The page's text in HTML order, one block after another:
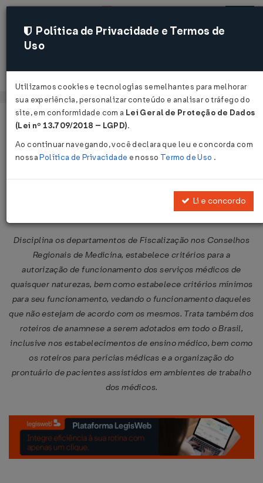
Acessar
Página Inicial Legislações
Resolução CFM Nº 2056 DE
Disciplina os departamentos de Fiscalização nos Conselhos
Regionais de Medicina, estabelece critérios para a
autorização de funcionamento dos serviços médicos de
quaisquer naturezas, bem como estabelece critérios mínimos
para seu funcionamento, vedando o funcionamento daqueles
que não estejam de acordo com os mesmos. Trata também dos
roteiros de anamnese a serem adotados em todo o Brasil,
inclusive nos estabelecimentos de ensino médico, bem como
os roteiros para perícias médicas e a organização do
prontuário de pacientes assistidos em ambientes de trabalho
dos médicos.
Política de Privacidade e Termos de
Uso
Utilizamos cookies e tecnologias semelhantes para melhorar
sua experiência, personalizar conteúdo e analisar o tráfego do
site, em conformidade com a Lei Geral de Proteção de Dados
(Lei nº 13.709/2018 – LGPD).
Ao continuar navegando, você declara que leu e concorda com
nossaPolítica de Privacidade e nosso Termo de Uso .
Li e concordo